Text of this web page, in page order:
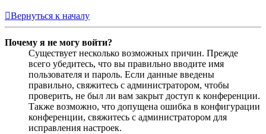
Вернуться к началу
Почему я не могу войти?
Существует несколько возможных причин. Прежде
всего убедитесь, что вы правильно вводите имя
пользователя и пароль. Если данные введены
правильно, свяжитесь с администратором, чтобы
проверить, не был ли вам закрыт доступ к конференции.
Также возможно, что допущена ошибка в конфигурации
конференции, свяжитесь с администратором для
исправления настроек.